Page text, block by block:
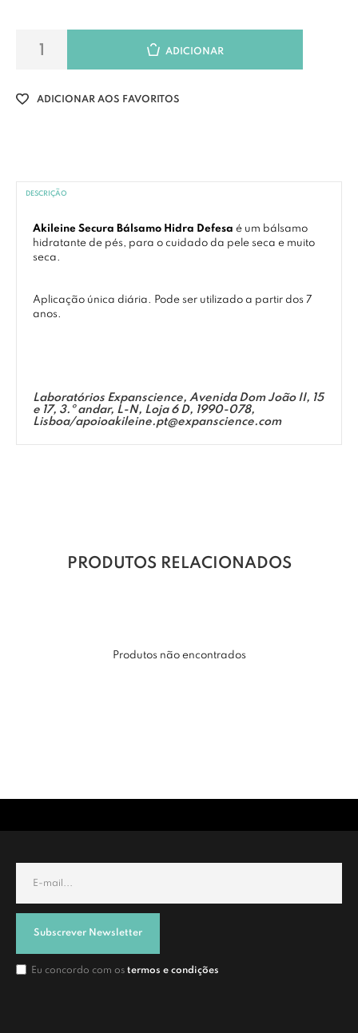
ADICIONAR
ADICIONAR AOS FAVORITOS
DESCRIÇÃO
Akileine Secura Bálsamo Hidra Defesa é um bálsamo
hidratante de pés, para o cuidado da pele seca e muito
seca.
Aplicação única diária. Pode ser utilizado a partir dos 7
anos.
Laboratórios Expanscience, Avenida Dom João II, 15
e 17, 3.º andar, L-N, Loja 6 D, 1990-078,
Lisboa/apoioakileine.pt@expanscience.com
PRODUTOS RELACIONADOS
Produtos não encontrados
Subscrever Newsletter
Eu concordo com os termos e condições